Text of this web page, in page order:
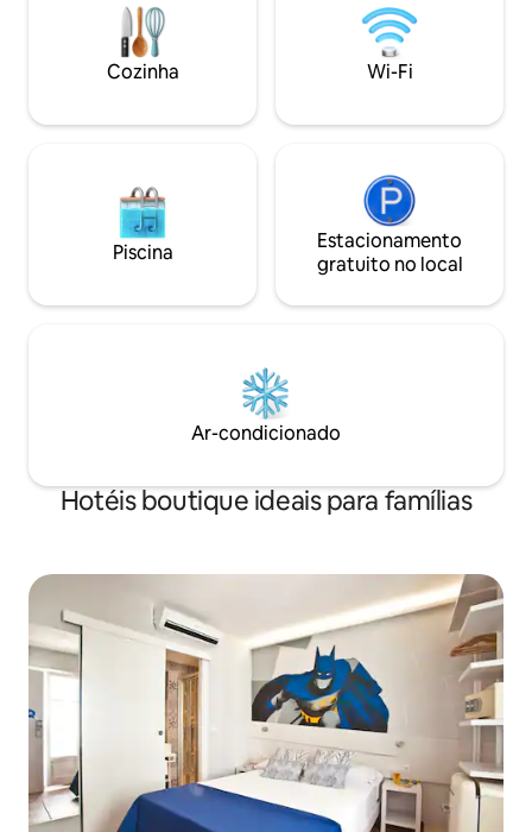
importante para nós. Nós amamos nossa
terra e tratamos nossos hóspedes com
muito cuidado e a vida nos traz mais vida
banheiro inclui
espaço prático e
estúdio em estilo
Cozinha Wi-Fi
Piscina
Estacionamento
gratuito no local
Ar-condicionado
Hotéis boutique ideais para famílias